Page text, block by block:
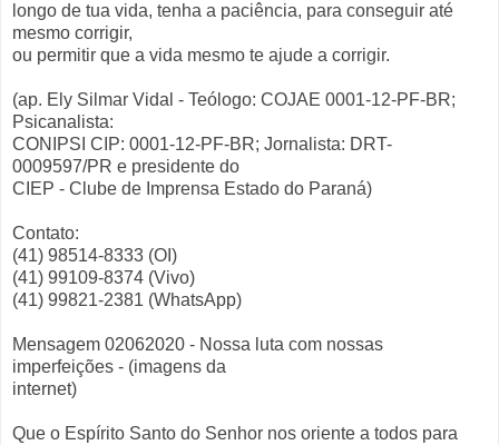
longo de tua vida, tenha a paciência, para conseguir até
mesmo corrigir,
ou permitir que a vida mesmo te ajude a corrigir.
(ap. Ely Silmar Vidal - Teólogo: COJAE 0001-12-PF-BR;
Psicanalista:
CONIPSI CIP: 0001-12-PF-BR; Jornalista: DRT-
0009597/PR e presidente do
CIEP - Clube de Imprensa Estado do Paraná)
Contato:
(41) 98514-8333 (OI)
(41) 99109-8374 (Vivo)
(41) 99821-2381 (WhatsApp)
Mensagem 02062020 - Nossa luta com nossas
imperfeições - (imagens da
internet)
Que o Espírito Santo do Senhor nos oriente a todos para